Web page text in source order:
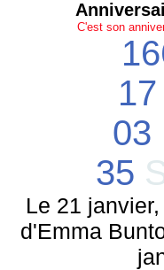
C'est son
17
03
35
Le 21
d'Emma